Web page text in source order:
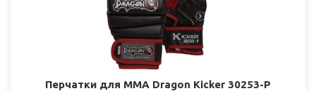
Перчатки для MMA Dragon Kicker 30253-P